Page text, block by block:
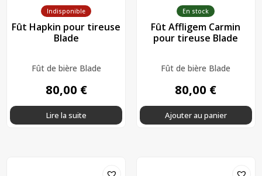
Indisponible
Fût Hapkin pour tireuse
Blade
Fût de bière Blade
80,00 €
Lire la suite
En stock
Fût Affligem Carmin
pour tireuse Blade
Fût de bière Blade
80,00 €
Ajouter au panier